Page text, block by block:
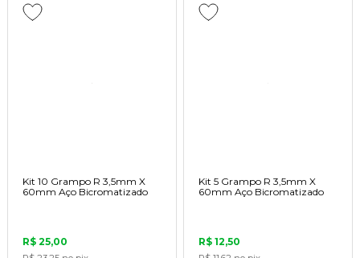
Kit 10 Grampo R 3,5mm X
60mm Aço Bicromatizado
R$ 25,00
Kit 5 Grampo R 3,5mm X
60mm Aço Bicromatizado
R$ 12,50